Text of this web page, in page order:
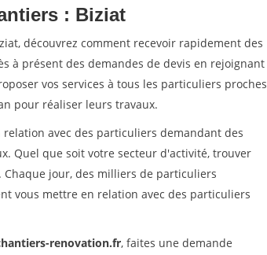
: Biziat
découvrez comment recevoir rapidement des
à présent des demandes de devis en rejoignant
vos services à tous les particuliers proches
pour réaliser leurs travaux.
avec des particuliers demandant des
Quel que soit votre secteur d'activité, trouver
. Chaque jour, des milliers de particuliers
vous mettre en relation avec des particuliers
renovation.fr, faites une demande